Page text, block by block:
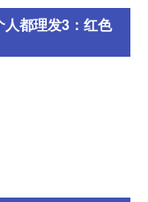
都理发3：红色